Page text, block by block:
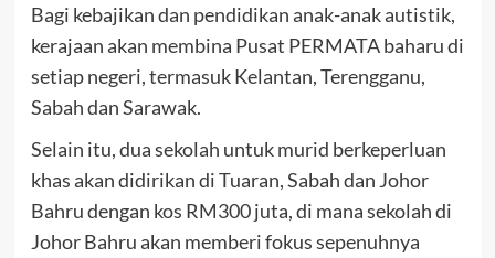
Bagi kebajikan dan pendidikan anak-anak autistik,
kerajaan akan membina Pusat PERMATA baharu di
setiap negeri, termasuk Kelantan, Terengganu,
Sabah dan Sarawak.
Selain itu, dua sekolah untuk murid berkeperluan
khas akan didirikan di Tuaran, Sabah dan Johor
Bahru dengan kos RM300 juta, di mana sekolah di
Johor Bahru akan memberi fokus sepenuhnya